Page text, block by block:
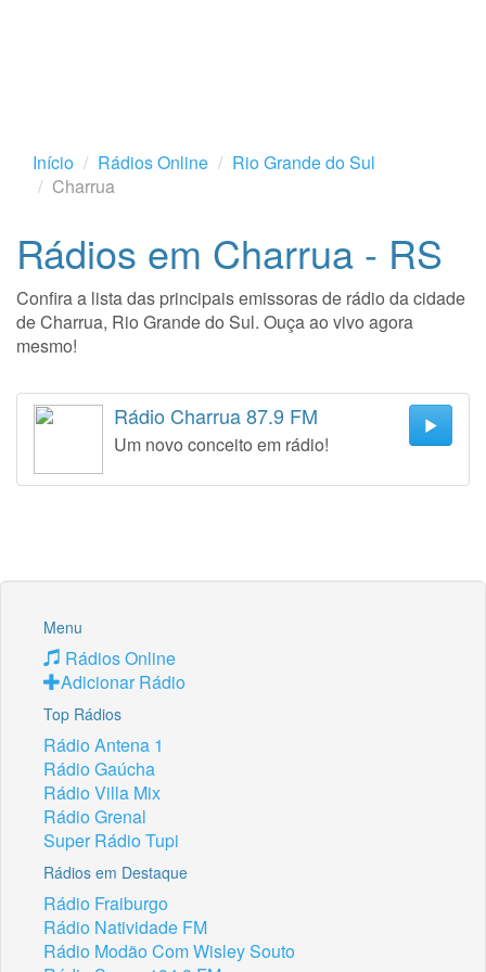
Início Rádios Online
Rio Grande do Sul
Charrua
Rádios em Charrua - RS
Confira a lista das principais emissoras de rádio da cidade
de Charrua, Rio Grande do Sul. Ouça ao vivo agora
mesmo!
Rádio Charrua 87.9 FM
Um novo conceito em rádio!
Menu
Rádios Online
Adicionar Rádio
Top Rádios
Rádio Antena 1
Rádio Gaúcha
Rádio Villa Mix
Rádio Grenal
Super Rádio Tupi
Rádios em Destaque
Rádio Fraiburgo
Rádio Natividade FM
Rádio Modão Com Wisley Souto